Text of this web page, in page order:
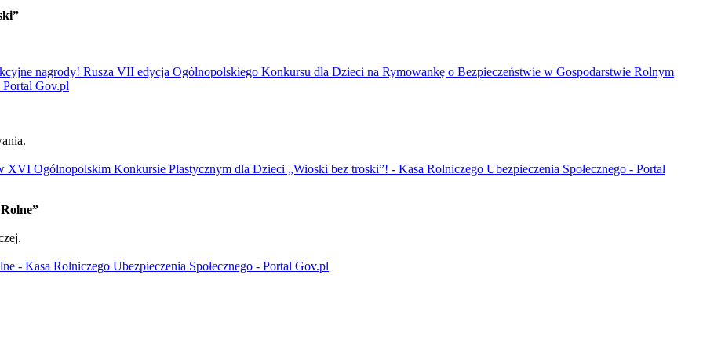
nagrody! Rusza VII edycja Ogólnopolskiego Konkursu dla Dzieci na Rymowankę o Bezpieczeństwie w Gospodarstwie Rolnym
Portal Gov.pl
XVI Ogólnopolskim Konkursie Plastycznym dla Dzieci „Wioski bez troski”! - Kasa Rolniczego Ubezpieczenia Społecznego - Portal
Kasa Rolniczego Ubezpieczenia Społecznego - Portal Gov.pl